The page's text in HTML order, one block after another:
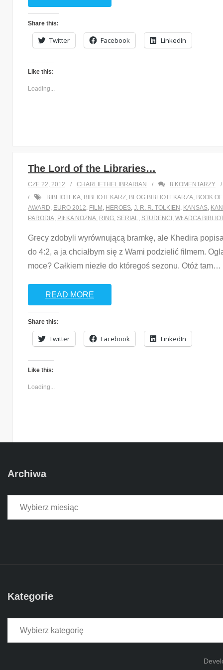
Share this:
Twitter Facebook LinkedIn
Like this:
Loading...
The Lord of the Libraries…
CZE 22, 2012 CHARLIETHELIBRARIAN 8 KOMENTARZY
BIBLIOTEKA, BIBLIOTEKARZ, BLOG BIBLIOTEKARZA, BOOK
AWARD, EURO 2012, FILM , HEROES, J. R. R. TOLKIEN , KANSAS,
PARODIA, PIŁKA NOŻNA, RING, SERIAL, STUDENCI , WŁADCA
Grecy zdobyli wyrównującą bramkę, ale Khedira
do 4:2, a ja chciałbym się z Wami podzielić filmem.
moce? Całkiem niezłe do któregoś sezonu. Otóż tam…
READ MORE
Share this:
Twitter Facebook LinkedIn
Like this:
Loading...
Archiwa
Kategorie
Kategorie